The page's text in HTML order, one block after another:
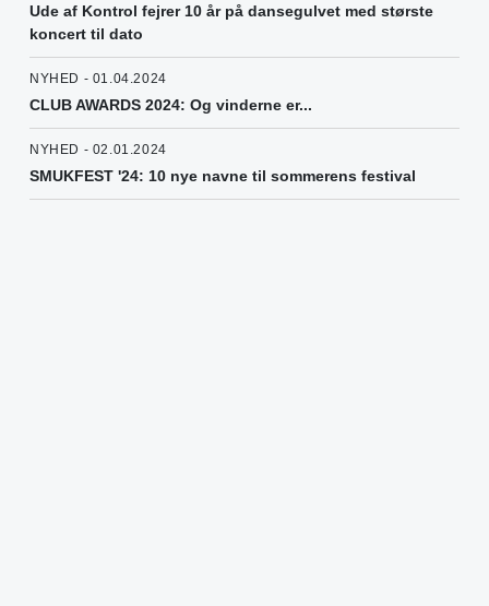
Ude af Kontrol fejrer 10 år på dansegulvet med største
koncert til dato
NYHED - 01.04.2024
CLUB AWARDS 2024: Og vinderne er...
NYHED - 02.01.2024
SMUKFEST '24: 10 nye navne til sommerens festival